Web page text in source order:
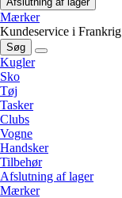
Mærker
Kundeservice i Frankrig
Søg
Kugler
Sko
Tøj
Tasker
Clubs
Vogne
Handsker
Tilbehør
Afslutning af lager
Mærker